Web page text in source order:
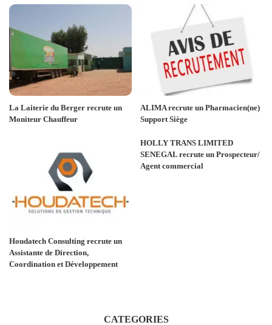
La Laiterie du Berger recrute un
Moniteur Chauffeur
ALIMA recrute un Pharmacien(ne)
Support Siège
Houdatech Consulting recrute un
Assistante de Direction,
Coordination et Développement
HOLLY TRANS LIMITED
SENEGAL recrute un Prospecteur/
Agent commercial
CATEGORIES